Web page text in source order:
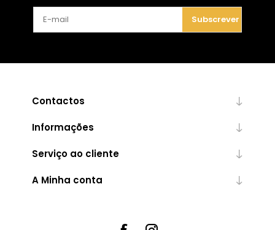
Subscrever
Contactos
Informações
Serviço ao cliente
A Minha conta